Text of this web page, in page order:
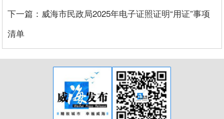
下一篇：威海市民政局2025年电子证照证明“用证”事项
清单